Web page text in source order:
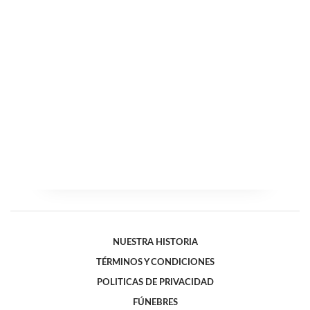
NUESTRA HISTORIA
TÉRMINOS Y CONDICIONES
POLITICAS DE PRIVACIDAD
FÚNEBRES